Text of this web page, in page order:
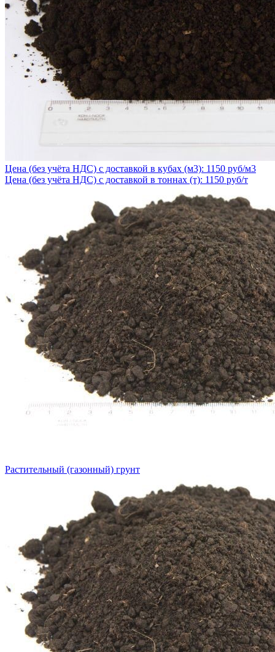
Цена (без учёта НДС) с доставкой в кубах (м3): 1150 руб/м3
Цена (без учёта НДС) с доставкой в тоннах (т): 1150 руб/т
Растительный (газонный) грунт